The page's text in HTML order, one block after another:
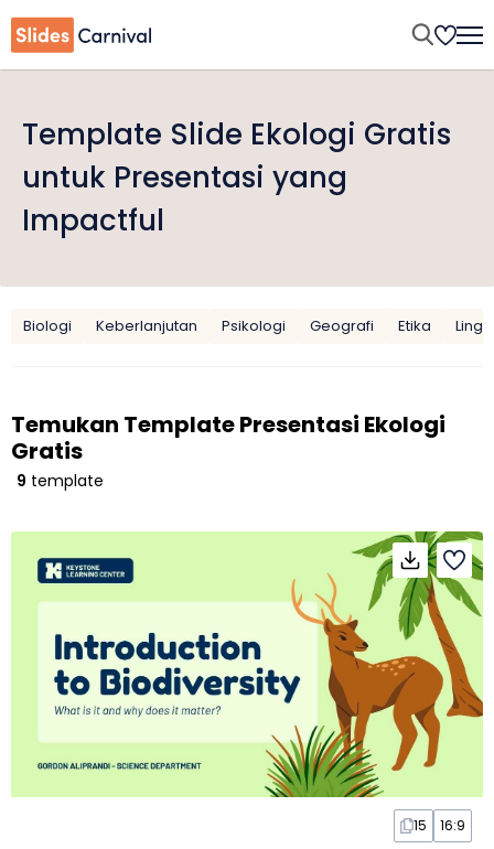
Template Slide Ekologi Gratis
untuk Presentasi yang
Impactful
Biologi Keberlanjutan Psikologi Geografi Etika
Temukan Template Presentasi Ekologi
Gratis
9 template
15 16:9